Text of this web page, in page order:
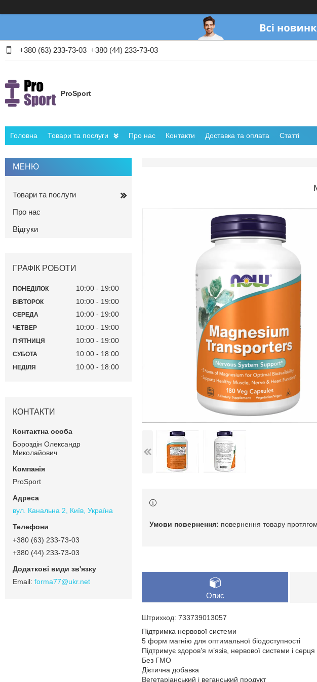
+380 (63) 233-73-03 +380 (44) 233-73-03
ProSport
Головна Товари та послуги Про нас Контакти Доставка та оплата Статті
повернення товару
Опис
Штрихкод: 733739013057
Підтримка нервової системи
5 форм магнію для оптимальної біодоступності
Підтримує здоров’я м’язів, нервової системи і серця
Без ГМО
Дієтична добавка
Вегетаріанський і веганський продукт
Товари та послуги
Про нас
Відгуки
ГРАФІК РОБОТИ
ПОНЕДІЛОК 10:00 19:00
ВІВТОРОК 10:00 19:00
СЕРЕДА 10:00 19:00
ЧЕТВЕР 10:00 19:00
ПʼЯТНИЦЯ 10:00 19:00
СУБОТА 10:00 18:00
НЕДІЛЯ 10:00 18:00
КОНТАКТИ
Бороздін Олександр
Миколайович
ProSport
вул. Канальна 2, Київ, Україна
+380 (63) 233-73-03
+380 (44) 233-73-03
forma77@ukr.net